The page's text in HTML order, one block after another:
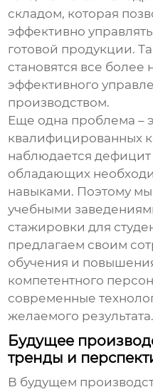
складом, которая
эффективно
готовой продукции.
становятся все
эффективного
производством.
Еще одна проблема –
квалифицированных
наблюдается
обладающих
навыками. Поэтому
учебными
стажировки для
предлагаем своим
обучения и
компетентного
современные
желаемого результата.
Будущее
тренды и
В будущем